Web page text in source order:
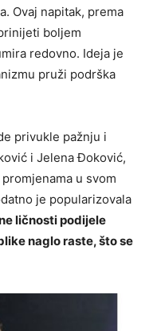
Ovaj napitak, prema
boljem
redovno. Ideja je
pruži podrška
privukle pažnju i
i Jelena Đoković,
u svom
je popularizovala
ličnosti podijele
naglo raste, što se